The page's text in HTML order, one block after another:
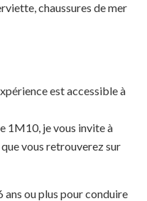
chaussures de mer
est accessible à
1M10, je vous invite à
vous retrouverez sur
ou plus pour conduire